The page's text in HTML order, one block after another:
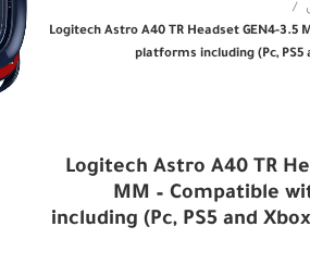
Logitech Astro A40 TR Headset GEN4-3.5
platforms including (Pc, PS5
Logitech Astro A40 TR
MM – Compatible
including (Pc, PS5 and